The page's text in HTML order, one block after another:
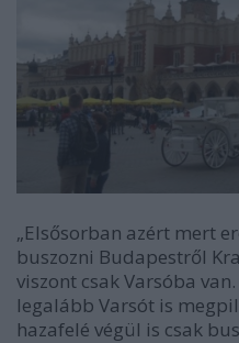
„Elsősorban azért mert
buszozni Budapestről
viszont csak Varsóba
legalább Varsót is
hazafelé végül is csak